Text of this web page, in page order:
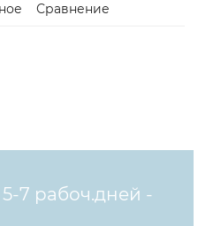
Сравнение
7 рабоч.дней -